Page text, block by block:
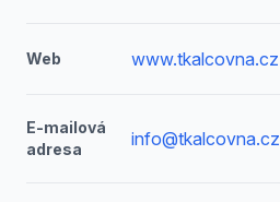
Web www.tkalcovna.cz
E-mailová
adresa
info@tkalcovna.cz